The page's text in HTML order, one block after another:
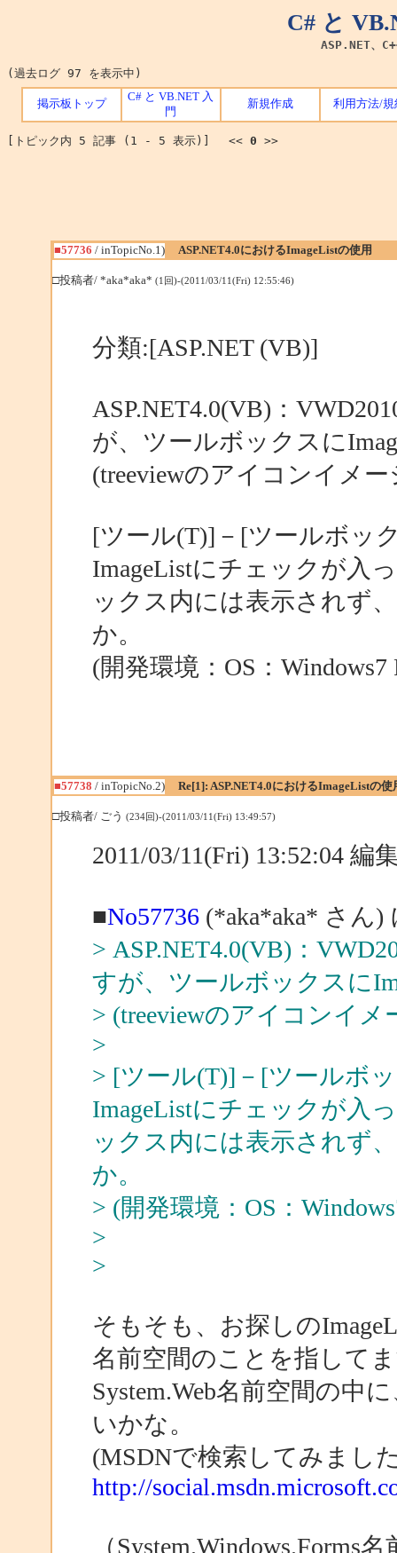
C# と
ASP.NET、
(過去ログ 97 を表示中)
掲示板トップ
C# と VB.NET 入
門
新規作成 利用方法/規
[トピック内 5 記事 (1 - 5 表示)] << 0 >>
■57736 / inTopicNo.1) ASP.NET4.0におけるImageListの使用
□投稿者/ *aka*aka* (1回)-(2011/03/11(Fri) 12:55:46)
分類:[ASP.NET (VB)]
ASP.NET4.0(VB)：
が、ツールボックスに
(treeviewのアイコンイメ
[ツール(T)]－[ツールボッ
ImageListにチェックが入
ックス内には表示されず
か。
(開発環境：OS：Windows7
■57738 / inTopicNo.2) Re[1]: ASP.NET4.0におけるImageListの使
□投稿者/ ごう (234回)-(2011/03/11(Fri) 13:49:57)
2011/03/11(Fri) 13:52:04 編
■No57736(*aka*aka* さん)
> ASP.NET4.0(VB)：
すが、ツールボックスに
> (treeviewのアイコンイ
>
> [ツール(T)]－[ツールボ
ImageListにチェックが入
ックス内には表示されず
か。
> (開発環境：OS：
>
>
そもそも、お探しの
名前空間のことを指して
System.Web名前空間の中
いかな。
(MSDNで検索してみまし
http://
（System.Windows.Forms